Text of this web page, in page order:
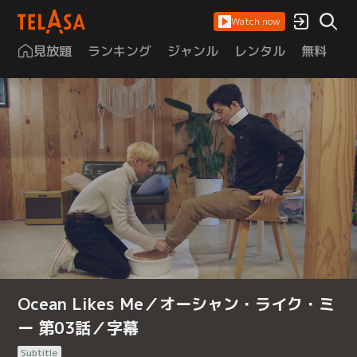
Watch now
見放題 ランキング ジャンル レンタル 無料
Ocean Likes Me／オーシャン・ライク・ミ
ー 第03話／字幕
Subtitle